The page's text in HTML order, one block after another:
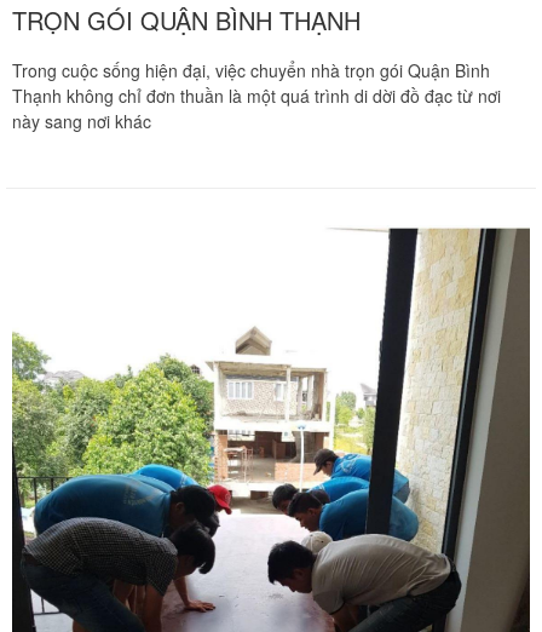
TRỌN GÓI QUẬN BÌNH THẠNH
Trong cuộc sống hiện đại, việc chuyển nhà trọn gói Quận Bình
Thạnh không chỉ đơn thuần là một quá trình di dời đồ đạc từ nơi
này sang nơi khác